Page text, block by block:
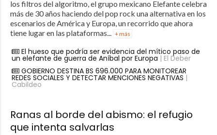
los filtros del algoritmo, el grupo mexicano Elefante celebra
más de 30 años haciendo del pop rock una alternativa en los
escenarios de América y Europa, un recorrido que ahora
tiene lugar en las plataformas... + más
El hueso que podría ser evidencia del mítico paso de
un elefante de guerra de Aníbal por Europa | El Deber
GOBIERNO DESTINA BS 696.000 PARA MONITOREAR
REDES SOCIALES Y DETECTAR MENCIONES NEGATIVAS |
Cabildeo
Ranas al borde del abismo: el refugio
que intenta salvarlas